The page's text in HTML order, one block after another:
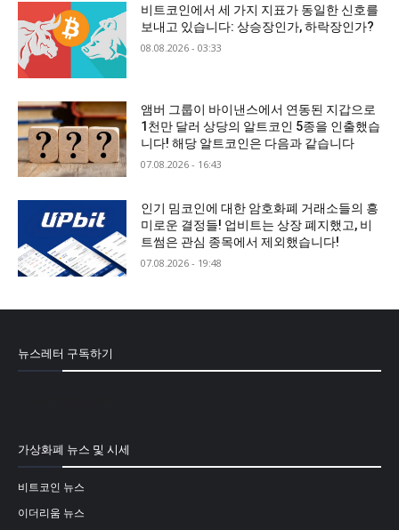
비트코인에서 세 가지 지표가 동일한 신호를
보내고 있습니다: 상승장인가, 하락장인가?
08.08.2026 - 03:33
앰버 그룹이 바이낸스에서 연동된 지갑으로
1천만 달러 상당의 알트코인 5종을 인출했습
니다! 해당 알트코인은 다음과 같습니다
07.08.2026 - 16:43
인기 밈코인에 대한 암호화폐 거래소들의 흥
미로운 결정들! 업비트는 상장 폐지했고, 비
트썸은 관심 종목에서 제외했습니다!
07.08.2026 - 19:48
뉴스레터 구독하기
가상화폐 뉴스 및 시세
비트코인 뉴스
이더리움 뉴스